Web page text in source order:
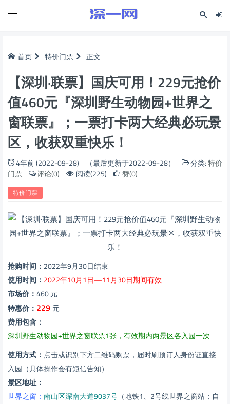
首页 特价门票 正文
【深圳·联票】国庆可用！229元抢价
值460元『深圳野生动物园+世界之
窗联票』；一票打卡两大经典必玩景
区，收获双重快乐！
4年前 (2022-09-28) （最后更新于2022-09-28） 分类:特价
门票
评论(0) 阅读(225) 赞(0)
特价门票
抢购时间： 2022年9月30日结束
使用时间： 2022年10月1日—11月30日期间有效
市场价： 460元
特惠价： 229 元
费用包含：
深圳野生动物园+世界之窗联票1张，有效期内两景区各入园一次
使用方式： 点击或识别下方二维码购票，届时刷预订人身份证直接
入园（具体操作会有短信告知）
景区地址：
世界之窗： 南山区深南大道9037号 （地铁1、2号线世界之窗站；自